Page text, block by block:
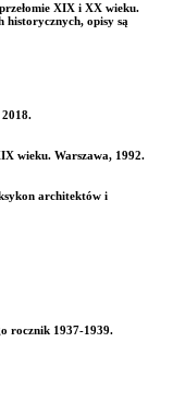
XIX i XX wieku.
historycznych, opisy są
2018.
wieku. Warszawa, 1992.
architektów i
rocznik 1937-1939.